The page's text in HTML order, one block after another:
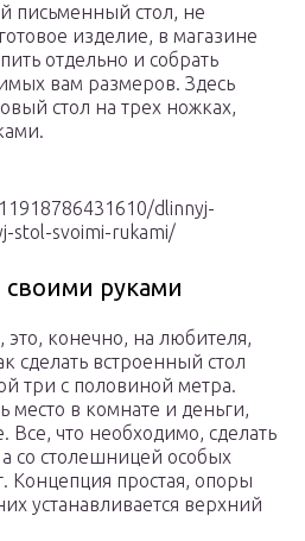
письменный стол, не
изделие, в магазине
отдельно и собрать
вам размеров. Здесь
стол на трех ножках,
dlinnyj-
stol-svoimi-rukami/
руками
это, конечно, на любителя,
сделать встроенный стол
три с половиной метра.
место в комнате и деньги,
Все, что необходимо, сделать
со столешницей особых
Концепция простая, опоры
устанавливается верхний